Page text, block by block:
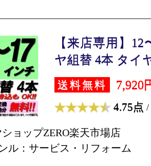
【来店専用】
ヤ組替 4本 タイ
送料無料 7,920
4.75点 /
ョップZERO楽天市場店
ル：サービス・リフォーム